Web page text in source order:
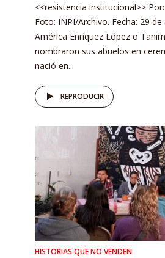
<<resistencia institucional>>
Foto: INPI/Archivo. Fecha: 29
América Enríquez López o
nombraron sus abuelos en
nació en...
REPRODUCIR
HISTORIAS QUE NO VENDEN